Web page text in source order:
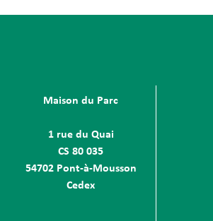
Maison du Parc
1 rue du Quai
CS 80 035
54702 Pont-à-Mousson
Cedex